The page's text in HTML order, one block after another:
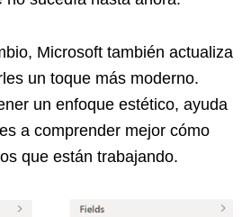
Microsoft también actualiza
un toque más moderno.
un enfoque estético, ayuda
a comprender mejor cómo
que están trabajando.